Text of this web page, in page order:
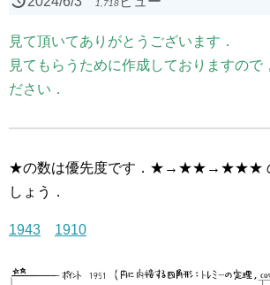
1,718
見て頂いてありがとうございます．
見てもらうために作成しておりますので
ださい．
★の数は優先度です．★→★★→★★★ の
しょう．
1943 1910